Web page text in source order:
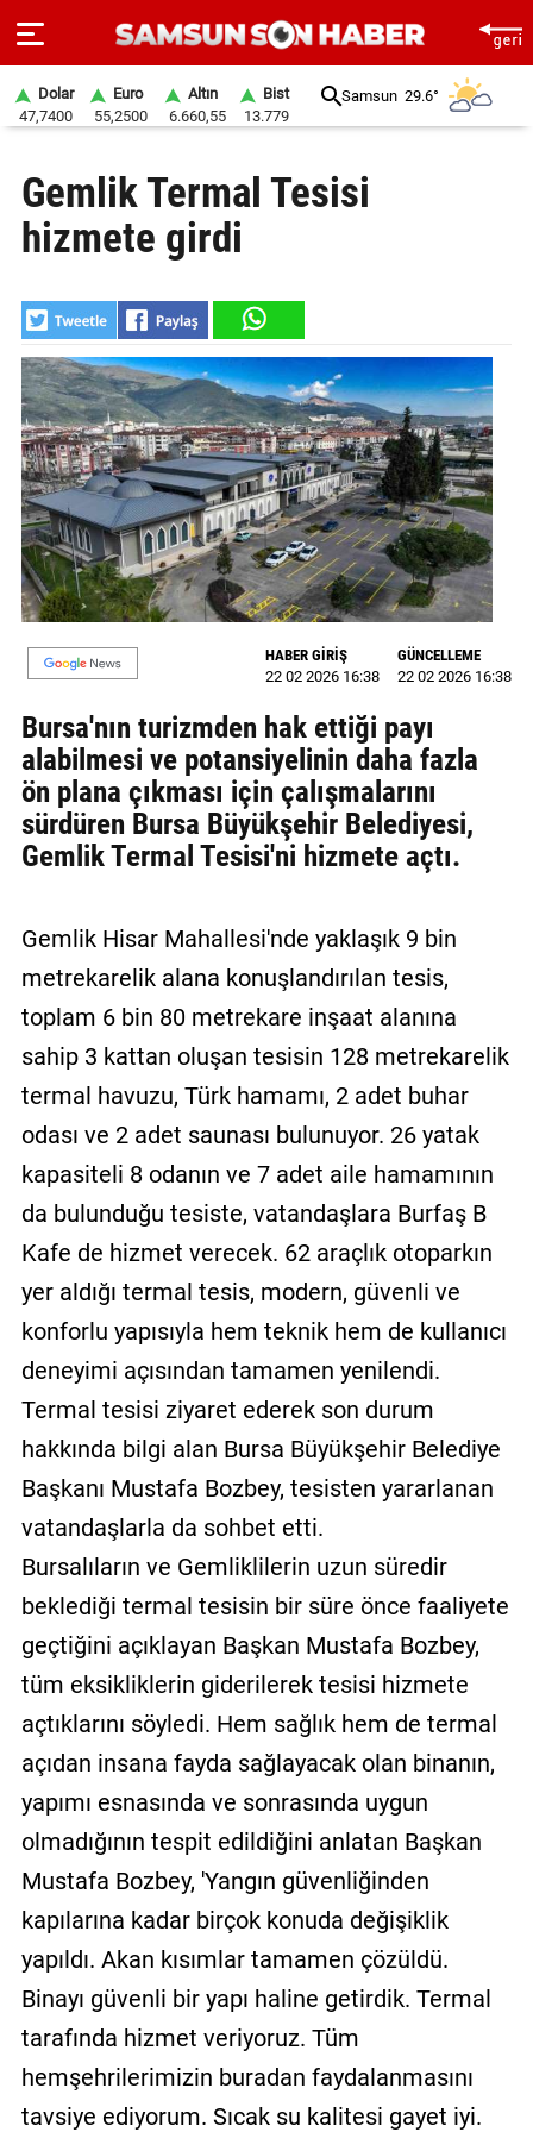
SAYFA
SAMSUN
SAMSUNSPOR
GÜNDEM
SİYASET
EKONOMİ
DÜNYA
MAGAZİN
GALERİ
VİDEO
YAZARLAR
BİZE
ULAŞIN
Künye
Politikası
Dolar
47,7400
Euro
55,2500
Altın
6.660,55
Bist
13.779
Samsun 29.6°
Gemlik Termal Tesisi
hizmete girdi
HABER GİRİŞ
22 02 2026 16:38
GÜNCELLEME
22 02 2026 16:38
Bursa'nın turizmden hak ettiği payı
alabilmesi ve potansiyelinin daha fazla
ön plana çıkması için çalışmalarını
sürdüren Bursa Büyükşehir Belediyesi,
Gemlik Termal Tesisi'ni hizmete açtı.
Gemlik Hisar Mahallesi'nde yaklaşık 9 bin
metrekarelik alana konuşlandırılan tesis,
toplam 6 bin 80 metrekare inşaat alanına
sahip 3 kattan oluşan tesisin 128 metrekarelik
termal havuzu, Türk hamamı, 2 adet buhar
odası ve 2 adet saunası bulunuyor. 26 yatak
kapasiteli 8 odanın ve 7 adet aile hamamının
da bulunduğu tesiste, vatandaşlara Burfaş B
Kafe de hizmet verecek. 62 araçlık otoparkın
yer aldığı termal tesis, modern, güvenli ve
konforlu yapısıyla hem teknik hem de kullanıcı
deneyimi açısından tamamen yenilendi.
Termal tesisi ziyaret ederek son durum
hakkında bilgi alan Bursa Büyükşehir Belediye
Başkanı Mustafa Bozbey, tesisten yararlanan
vatandaşlarla da sohbet etti.
Bursalıların ve Gemliklilerin uzun süredir
beklediği termal tesisin bir süre önce faaliyete
geçtiğini açıklayan Başkan Mustafa Bozbey,
tüm eksikliklerin giderilerek tesisi hizmete
açtıklarını söyledi. Hem sağlık hem de termal
açıdan insana fayda sağlayacak olan binanın,
yapımı esnasında ve sonrasında uygun
olmadığının tespit edildiğini anlatan Başkan
Mustafa Bozbey, 'Yangın güvenliğinden
kapılarına kadar birçok konuda değişiklik
yapıldı. Akan kısımlar tamamen çözüldü.
Binayı güvenli bir yapı haline getirdik. Termal
tarafında hizmet veriyoruz. Tüm
hemşehrilerimizin buradan faydalanmasını
tavsiye ediyorum. Sıcak su kalitesi gayet iyi.